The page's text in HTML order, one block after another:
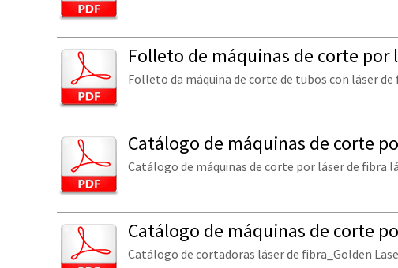
Folleto de máquinas de corte por
Folleto da máquina de corte de tubos con láser de
Catálogo de máquinas de corte
Catálogo de máquinas de corte por láser de fibra
Catálogo de máquinas de corte
Catálogo de cortadoras láser de fibra_Golden